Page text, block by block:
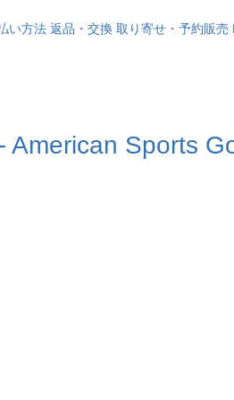
い方法 返品・交換 取り寄せ・予約販売